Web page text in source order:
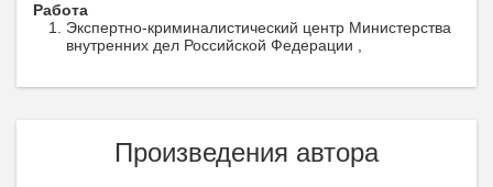
Работа
Экспертно-криминалистический центр Министерства
внутренних дел Российской Федерации ,
Произведения автора